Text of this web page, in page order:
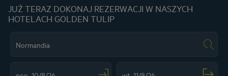
JUŻ TERAZ DOKONAJ REZERWACJI W NASZYCH
HOTELACH GOLDEN TULIP